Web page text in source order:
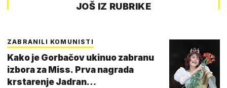
JOŠ IZ RUBRIKE
ZABRANILI KOMUNISTI
Kako je Gorbačov ukinuo zabranu
izbora za Miss. Prva nagrada
krstarenje Jadran…